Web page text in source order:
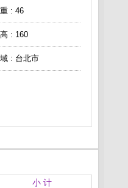
: 46
: 160
: 台北市
小 计